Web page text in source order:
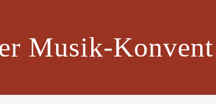
Musik-Konvent